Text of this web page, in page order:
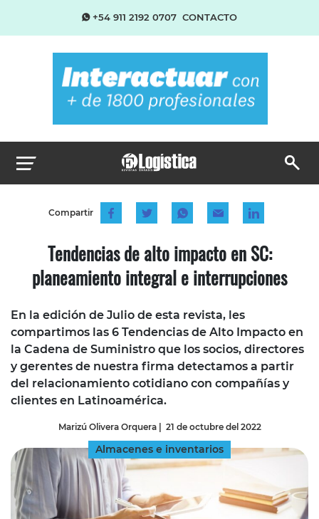
+54 911 2192 0707 CONTACTO
Compartir
Tendencias de alto impacto en SC:
planeamiento integral e interrupciones
En la edición de Julio de esta revista, les
compartimos las 6 Tendencias de Alto Impacto en
la Cadena de Suministro que los socios, directores
y gerentes de nuestra firma detectamos a partir
del relacionamiento cotidiano con compañías y
clientes en Latinoamérica.
Marizú Olivera Orquera| 21 de octubre del 2022
Almacenes e inventarios